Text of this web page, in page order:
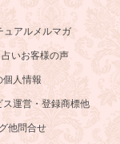
ュアルメルマガ
占いお客様の声
個人情報
ス運営・登録商標他
他問合せ